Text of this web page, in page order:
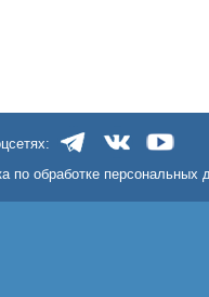
по обработке персональных